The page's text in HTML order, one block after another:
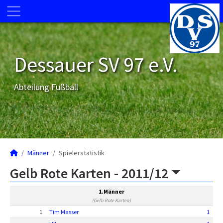
Dessauer SV 97 e.V.
Abteilung Fußball
Männer Spielerstatistik
Gelb Rote Karten - 2011/12
1.Männer
(Gelb Rote Karten)
1 Tim Masser
1